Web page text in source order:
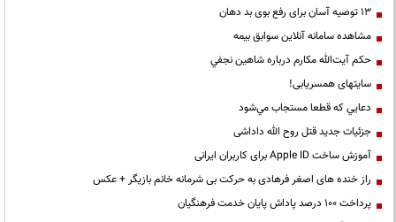
13 توصیه آسان برای رفع بوی بد دهان
مشاهده سامانه آنلاين سوابق بیمه
حكم آيت‌الله مكارم درباره شاهين نجفي
سایتهای همسریابی!
دعايي كه قطعا مستجاب مي‌شود
جزئیات جدید قتل روح الله داداشی
آموزش ساخت Apple ID برای کاربران ایرانی
راز خنده های اصغر فرهادی به حرکت بی شرمانه خانم بازیگر + عکس
پرداخت ۱۰۰ درصد پاداش پایان خدمت فرهنگیان